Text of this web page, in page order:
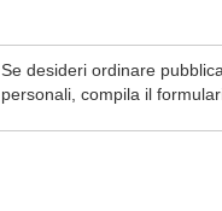
Se desideri ordinare
personali, compila il